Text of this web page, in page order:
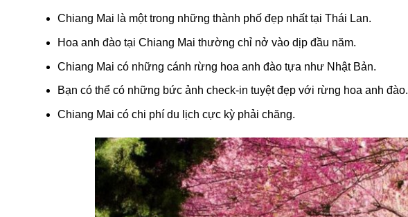
Chiang Mai là một trong những thành phố đẹp nhất tại Thái Lan.
Hoa anh đào tại Chiang Mai thường chỉ nở vào dịp đầu năm.
Chiang Mai có những cánh rừng hoa anh đào tựa như Nhật Bản.
Bạn có thể có những bức ảnh check-in tuyệt đẹp với rừng hoa anh đào.
Chiang Mai có chi phí du lịch cực kỳ phải chăng.